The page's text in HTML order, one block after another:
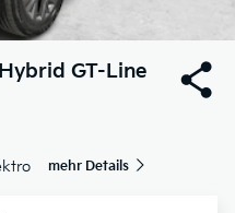
GT-Line
mehr Details